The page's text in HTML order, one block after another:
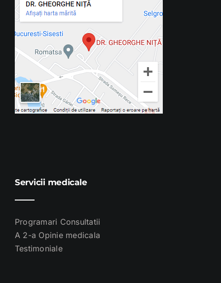
Servicii medicale
Programari Consultatii
A 2-a Opinie medicala
Testimoniale